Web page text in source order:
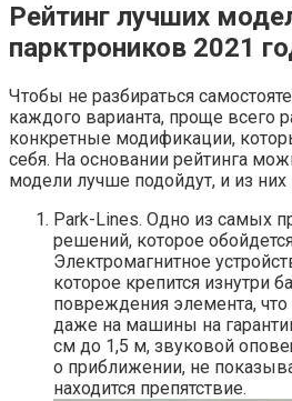
Рейтинг лучших
парктроников 2021
Чтобы не разбираться
каждого варианта, проще всего
конкретные модификации,
себя. На основании рейтинга
модели лучше подойдут, и из
Park-Lines. Одно из самых
решений, которое
Электромагнитное
которое крепится изнутри
повреждения элемента, что
даже на машины на
см до 1,5 м, звуковой
о приближении, не
находится препятствие.